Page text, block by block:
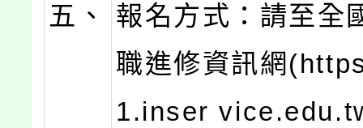
五、
報名方式：請至全
職進修資訊網
1.inser